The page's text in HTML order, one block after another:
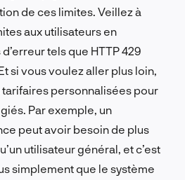
de ces limites. Veillez à
aux utilisateurs en
tels que HTTP 429
si vous voulez aller plus loin,
personnalisées pour
Par exemple, un
peut avoir besoin de plus
utilisateur général, et c’est
simplement que le système